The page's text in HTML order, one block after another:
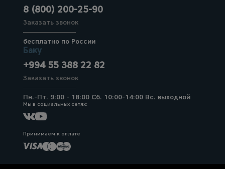
8 (800) 200-25-90
Заказать звонок
бесплатно по России
Баку
+994 55 388 22 82
Заказать звонок
Пн.-Пт. 9:00 - 18:00 Сб. 10:00-14:00 Вс. выходной
Мы в социальных сетях:
Принимаем к оплате